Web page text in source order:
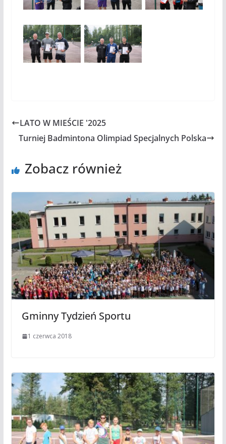
LATO W MIEŚCIE '2025
Turniej Badmintona Olimpiad Specjalnych Polska
Zobacz również
Gminny Tydzień Sportu
1 czerwca 2018